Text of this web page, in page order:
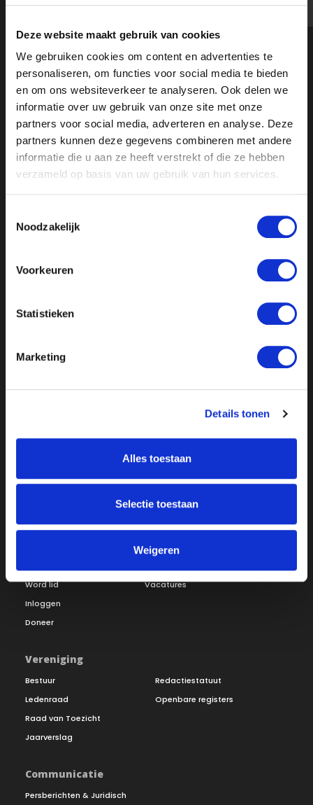
Deze website maakt gebruik van cookies
We gebruiken cookies om content en advertenties te
personaliseren, om functies voor social media te bieden
en om ons websiteverkeer te analyseren. Ook delen we
informatie over uw gebruik van onze site met onze
partners voor social media, adverteren en analyse. Deze
partners kunnen deze gegevens combineren met andere
informatie die u aan ze heeft verstrekt of die ze hebben
verzameld op basis van uw gebruik van hun services.
Noodzakelijk
Voorkeuren
Statistieken
Marketing
Details tonen
Alles toestaan
Selectie toestaan
Weigeren
twee delen terug te kijken:
Deel 1
Deel 2
Beluister hem in zijn geheel als podcast terug op
Spotifyof in je podcast app.
Word lid
Inloggen
Doneer
Vacatures
Vereniging
Bestuur
Ledenraad
Raad van Toezicht
Jaarverslag
Redactiestatuut
Openbare registers
Communicatie
Persberichten & Juridisch